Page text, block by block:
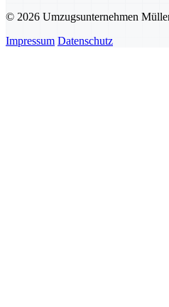
© 2026 Umzugsunternehmen
Impressum Datenschutz